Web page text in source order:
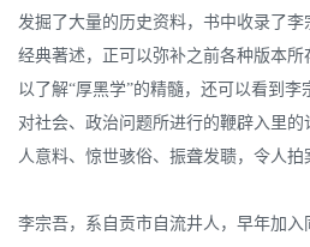
发掘了大量的历史资料，书中收录了李
经典著述，正可以弥补之前各种版本所
以了解“厚黑学”的精髓，还可以看到
对社会、政治问题所进行的鞭辟入里
人意料、惊世骇俗、振聋发聩，令人拍
李宗吾，系自贡市自流井人，早年加